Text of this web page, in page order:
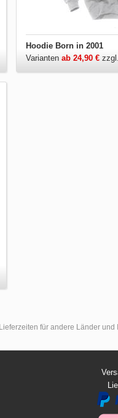
Hoodie Born in 2001
Varianten ab 24,90 €zzgl.
für andere Länder